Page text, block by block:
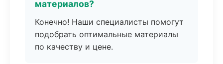
материалов?
Конечно! Наши специалисты помогут
подобрать оптимальные материалы
по качеству и цене.